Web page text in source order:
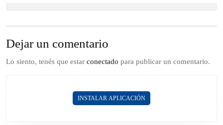
Dejar un comentario
Lo siento, tenés que estar conectado para publicar un comentario.
INSTALAR APLICACIÓN